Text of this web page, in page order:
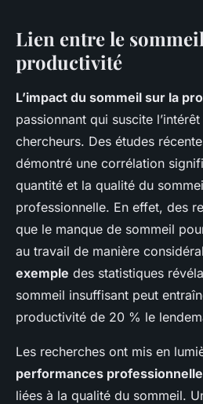
L'Impact du
Productivité :
Secret d'une
Maximale
Youssef 6 mars 2025• 5 min de
Lien entre le
productivité
L’impact du sommeil sur la
passionnant qui suscite
chercheurs. Des études
démontré une corrélation
quantité et la qualité du
professionnelle. En effet, des
que le manque de sommeil
au travail de manière
exemple des statistiques
sommeil insuffisant peut
productivité de 20 % le
Les recherches ont mis en
performances
liées à la qualité du sommeil.